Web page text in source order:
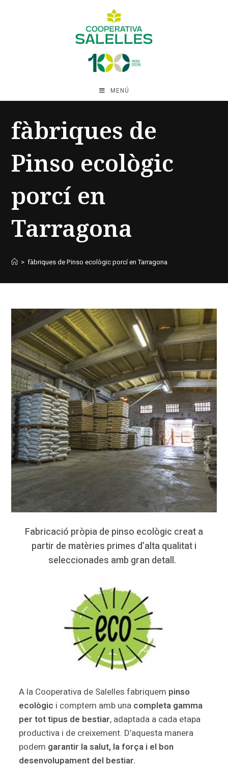
MENÚ
fàbriques de
Pinso ecològic
porcí en
Tarragona
> fàbriques de Pinso ecològic porcí en Tarragona
Fabricació pròpia de pinso ecològic creat a
partir de matèries primes d’alta qualitat i
seleccionades amb gran detall.
A la Cooperativa de Salelles fabriquem pinso
ecològic i comptem amb una completa gamma
per tot tipus de bestiar, adaptada a cada etapa
productiva i de creixement. D’aquesta manera
podem garantir la salut, la força i el bon
desenvolupament del bestiar.